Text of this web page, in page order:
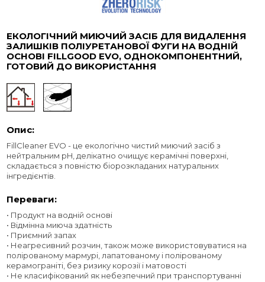
ЕКОЛОГІЧНИЙ МИЮЧИЙ ЗАСІБ ДЛЯ ВИДАЛЕННЯ
ЗАЛИШКІВ ПОЛІУРЕТАНОВОЇ ФУГИ НА ВОДНІЙ
ОСНОВІ FILLGOOD EVO, ОДНОКОМПОНЕНТНИЙ,
ГОТОВИЙ ДО ВИКОРИСТАННЯ
Опис:
FillCleaner EVO - це екологічно чистий миючий засіб з
нейтральним pH, делікатно очищує керамічні поверхні,
складається з повністю біорозкладаних натуральних
інгредієнтів.
Переваги:
• Продукт на водній основі
• Відмінна миюча здатність
• Приємний запах
• Неагресивний розчин, також може використовуватися на
полірованому мармурі, лапатованому і полірованому
керамограніті, без ризику корозії і матовості
• Не класифікований як небезпечний при транспортуванні